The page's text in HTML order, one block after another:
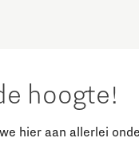
hoogte!
hier aan allerlei